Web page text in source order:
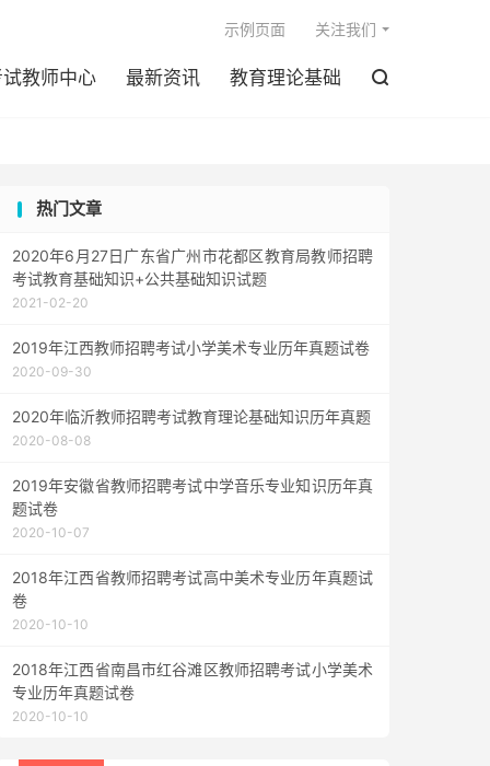
教师中心 最新资讯 教育理论基础 
示例页面 关注我们
热门文章
2020年6月27日广东省广州市花都区教育局教师招聘
考试教育基础知识+公共基础知识试题
2021-02-20
2019年江西教师招聘考试小学美术专业历年真题试卷
2020-09-30
2020年临沂教师招聘考试教育理论基础知识历年真题
2020-08-08
2019年安徽省教师招聘考试中学音乐专业知识历年真
题试卷
2020-10-07
2018年江西省教师招聘考试高中美术专业历年真题试
卷
2020-10-10
2018年江西省南昌市红谷滩区教师招聘考试小学美术
专业历年真题试卷
2020-10-10